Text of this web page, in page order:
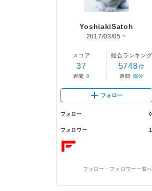
YoshiakiSatoh
2017/03/05 ~
スコア
37
週間 0
総合ランキング
5748位
週間 圏外
フォロー
フォロー 0
フォロワー 1
フォロー・フォロワー一覧へ